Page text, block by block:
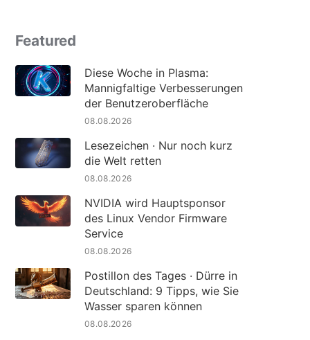
Featured
Diese Woche in Plasma:
Mannigfaltige Verbesserungen
der Benutzeroberfläche
08.08.2026
Lesezeichen · Nur noch kurz
die Welt retten
08.08.2026
NVIDIA wird Hauptsponsor
des Linux Vendor Firmware
Service
08.08.2026
Postillon des Tages · Dürre in
Deutschland: 9 Tipps, wie Sie
Wasser sparen können
08.08.2026